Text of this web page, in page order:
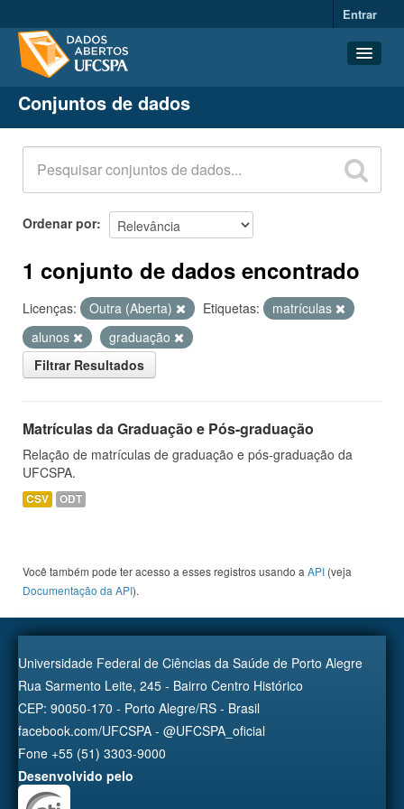
Entrar
Conjuntos de dados
Organizações
Grupos
Sobre
Conjuntos de dados
Ordenar por
1 conjunto de dados encontrado
Licenças: Outra (Aberta) Etiquetas:
matrículas
alunos
graduação
Filtrar Resultados
Matrículas da Graduação e Pós-graduação
Relação de matrículas de graduação e pós-graduação da
UFCSPA.
CSV ODT
Você também pode ter acesso a esses registros usando a API (veja
Documentação da API).
Universidade Federal de Ciências da Saúde de Porto Alegre
Rua Sarmento Leite, 245 - Bairro Centro Histórico
CEP: 90050-170 - Porto Alegre/RS - Brasil
facebook.com/UFCSPA - @UFCSPA_oficial
Fone +55 (51) 3303-9000
Desenvolvido pelo